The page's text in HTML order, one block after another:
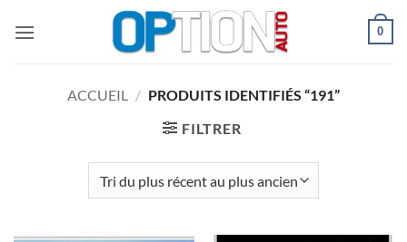
0
ACCUEIL / PRODUITS IDENTIFIÉS “191”
FILTRER